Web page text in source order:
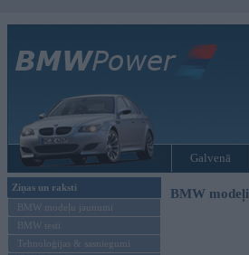
Galvenā
Ziņas un raksti
BMW modeļu jaunumi
BMW testi
Tehnoloģijas & sasniegumi
BMW modeļi